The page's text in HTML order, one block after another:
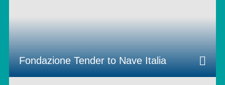
Fondazione Tender to Nave Italia